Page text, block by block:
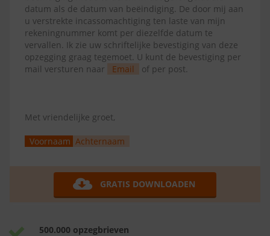
datum als de datum van beëindiging. De door mij aan
u verstrekte incassomachtiging ten laste van mijn
rekeningnummer komt per diezelfde datum te
vervallen. Ik zie uw schriftelijke bevestiging van deze
opzegging graag tegemoet. U kunt de bevestiging per
mail versturen naar
Email of per post.
Met vriendelijke groet,
Voornaam Achternaam
GRATIS DOWNLOADEN
500.000 opzegbrieven